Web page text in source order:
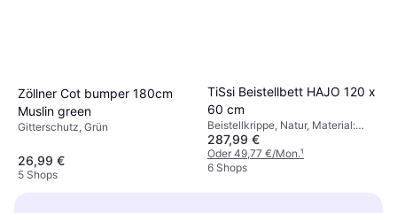
Zöllner Cot bumper 180cm
Muslin green
Gitterschutz, Grün
26,99 €
5 Shops
TiSsi Beistellbett HAJO 120 x
60 cm
Beistellkrippe, Natur, Material:
Buche
287,99 €
Oder 49,77 €/Mon.¹
6 Shops